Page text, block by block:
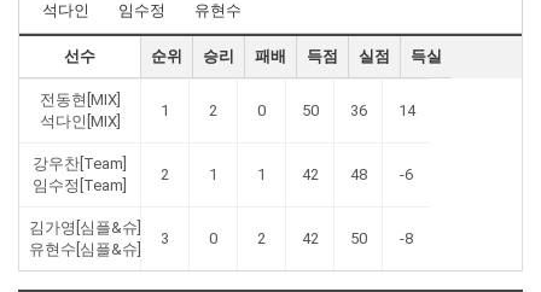
석다인
임수정
유현수
선수 순위 승리 패배 득점 실점 득실
전동현[MIX]
석다인[MIX]
1 2 0 50 36 14
강우찬[Team]
임수정[Team]
2 1 1 42 48 -6
김가영[심플&슈]
유현수[심플&슈]
3 0 2 42 50 -8